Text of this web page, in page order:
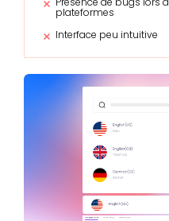
plateformes
Interface peu intuitive